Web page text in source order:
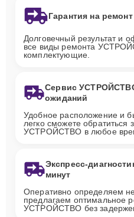
Гарантия на
Долговечный результат и
все виды ремонта
комплектующие.
Сервис
ожиданий
Удобное расположение и
легко сможете обратиться
УСТРОЙСТВО в любое
Экспресс-
минут
Оперативно определяем
предлагаем оптимальное
УСТРОЙСТВО без